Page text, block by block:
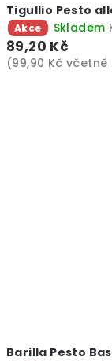
Tigullio Pesto
Akce Skladem
89,20 Kč
(99,90 Kč včetně
Barilla Pesto